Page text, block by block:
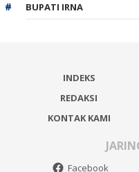
BUPATI IRNA
INDEKS
REDAKSI
KONTAK KAMI
Facebook